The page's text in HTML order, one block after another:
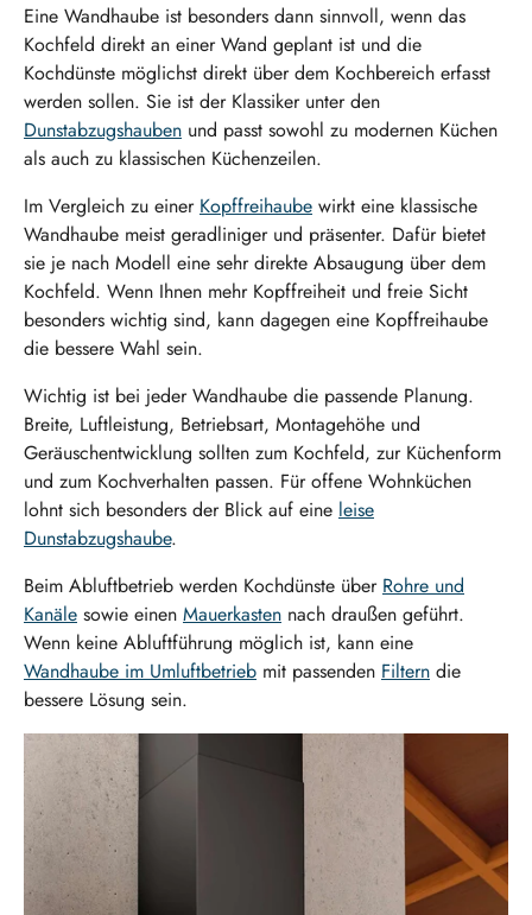
Eine Wandhaube ist besonders dann sinnvoll, wenn das
Kochfeld direkt an einer Wand geplant ist und die
Kochdünste möglichst direkt über dem Kochbereich erfasst
werden sollen. Sie ist der Klassiker unter den
Dunstabzugshauben und passt sowohl zu modernen Küchen
als auch zu klassischen Küchenzeilen.
Im Vergleich zu einer Kopffreihaube wirkt eine klassische
Wandhaube meist geradliniger und präsenter. Dafür bietet
sie je nach Modell eine sehr direkte Absaugung über dem
Kochfeld. Wenn Ihnen mehr Kopffreiheit und freie Sicht
besonders wichtig sind, kann dagegen eine Kopffreihaube
die bessere Wahl sein.
Wichtig ist bei jeder Wandhaube die passende Planung.
Breite, Luftleistung, Betriebsart, Montagehöhe und
Geräuschentwicklung sollten zum Kochfeld, zur Küchenform
und zum Kochverhalten passen. Für offene Wohnküchen
lohnt sich besonders der Blick auf eine leise
Dunstabzugshaube.
Beim Abluftbetrieb werden Kochdünste über Rohre und
Kanäle sowie einen Mauerkasten nach draußen geführt.
Wenn keine Abluftführung möglich ist, kann eine
Wandhaube im Umluftbetrieb mit passenden Filtern die
bessere Lösung sein.